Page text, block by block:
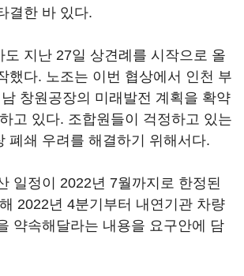
결한 바 있다.
도 지난 27일 상견례를 시작으로 올
했다. 노조는 이번 협상에서 인천 부
창원공장의 미래발전 계획을 확약
고 있다. 조합원들이 걱정하고 있는
폐쇄 우려를 해결하기 위해서다.
일정이 2022년 7월까지로 한정된
2022년 4분기부터 내연기관 차량
약속해달라는 내용을 요구안에 담